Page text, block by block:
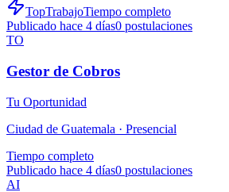
TopTrabajoTiempo completo
Publicado hace 4 días0 postulaciones
TO
Gestor de Cobros
Tu Oportunidad
Ciudad de Guatemala · Presencial
Tiempo completo
Publicado hace 4 días0 postulaciones
AI